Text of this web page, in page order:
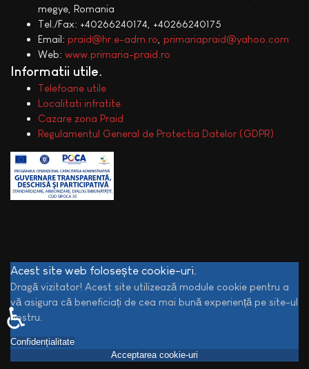
megye, Romania
Tel./Fax: +40266240174, +40266240175
Email: praid@hr.e-adm.ro primariapraid@yahoo.com
Web: www.primaria-praid.ro
Informatii utile
Telefoane utile
Localitati infratite
Cazare zona Praid
Regulamentul General de Protectia Datelor (GDPR)
Acest site web folosește cookie-uri.
Dragă vizitator! Acest site utilizează module cookie pentru a
vă asigura că beneficiați de cea mai bună experiență pe site-ul
nostru.
Confidențialitate
Acceptarea cookie-uri